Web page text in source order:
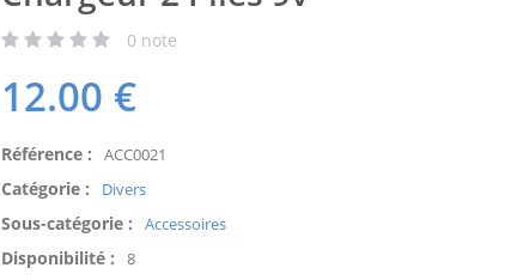
0 note
12.00 €
Référence : ACC0021
Catégorie : Divers
Sous-catégorie : Accessoires
Disponibilité : 8